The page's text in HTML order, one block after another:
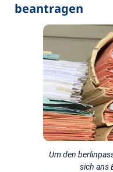
beantragen
Um den
sich ans